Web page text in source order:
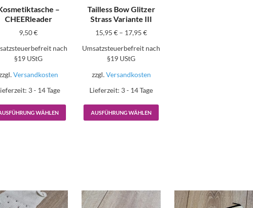
–
CHEERleader
9,50€
nach
§19 UStG
Versandkosten
3 - 14 Tage
WÄHLEN
Tailless Bow Glitzer
Strass Variante III
15,95 € – 17,95 €
Umsatzsteuerbefreit nach
§19 UStG
zzgl.Versandkosten
Lieferzeit: 3 - 14 Tage
AUSFÜHRUNG WÄHLEN